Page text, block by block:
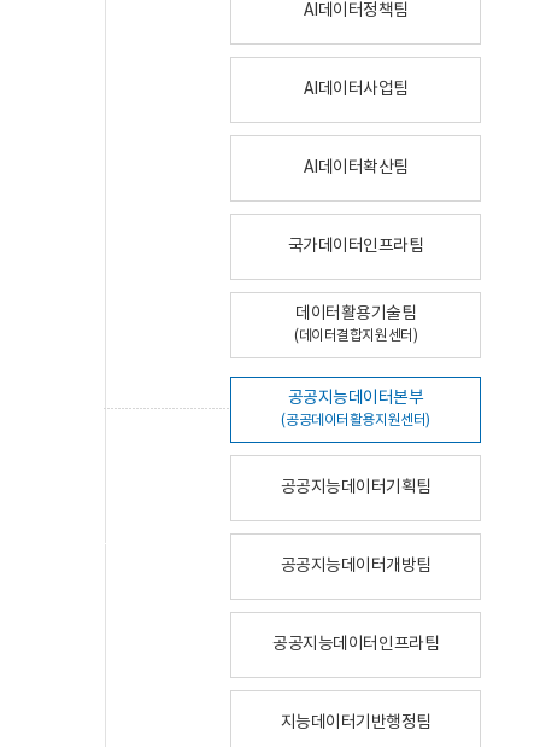
AI데이터정책팀
AI데이터사업팀
AI데이터확산팀
국가데이터인프라팀
데이터활용기술팀
(데이터결합지원센터)
공공지능데이터본부
(공공데이터활용지원센터)
공공지능데이터기획팀
공공지능데이터개방팀
공공지능데이터인프라팀
지능데이터기반행정팀